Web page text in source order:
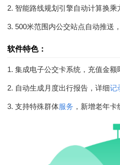
2. 智能路线规划引擎自动计算换乘
3. 500米范围内公交站点自动推送
软件特色：
1. 集成电子公交卡系统，充值金额
2. 自动生成月度出行报告，详细记
3. 支持特殊群体服务 ，新增老年卡